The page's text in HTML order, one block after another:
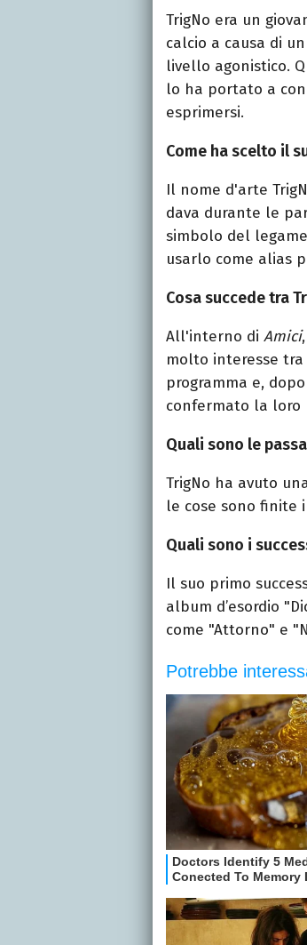
TrigNo era un
calcio a causa di
livello agonistico.
lo ha portato a
esprimersi.
Come ha scelto il
Il nome d'arte
dava durante le
simbolo del
usarlo come alias
Cosa succede tra
All'interno di Amici
molto interesse
programma e,
confermato la loro
Quali sono le
TrigNo ha avuto
le cose sono finite
Quali sono i
Il suo primo
album d’esordio
come "Attorno" e